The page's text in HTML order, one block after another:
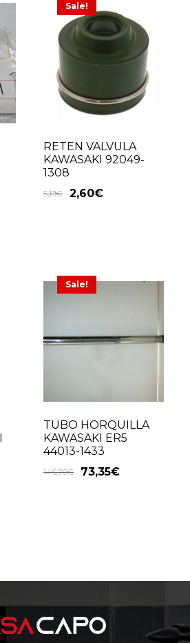
Sale!
RETEN VALVULA
KAWASAKI 92049-
1308
5,19€ 2,60€
Sale!
TUBO HORQUILLA
KAWASAKI ER5
44013-1433
146,70€ 73,35€